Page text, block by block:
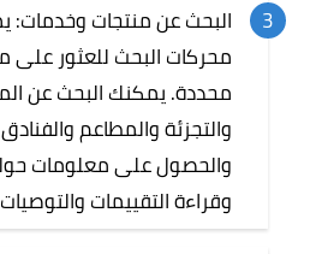
البحث عن منتجات وخدمات:
محركات البحث للعثور على
محددة. يمكنك البحث عن
والتجزئة والمطاعم
والحصول على معلومات
وقراءة التقييمات